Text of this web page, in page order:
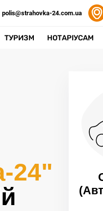
polis@strahovka-24.com.ua
ТУРИЗМ НОТАРІУСАМ
24"